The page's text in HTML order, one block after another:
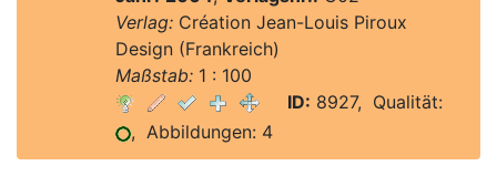
Verlag:Création Jean-Louis Piroux
Design (Frankreich)
Maßstab:1 : 100
ID: 8927, Qualität:
, Abbildungen: 4